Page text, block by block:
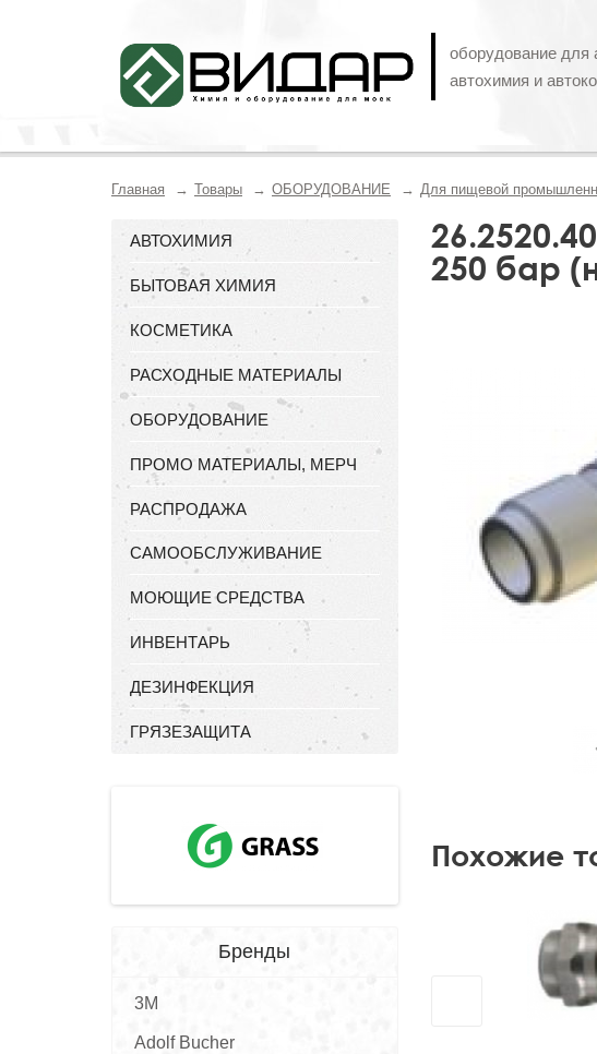
оборудование для
автохимия и
Главная Товары ОБОРУДОВАНИЕ Для пищевой
АВТОХИМИЯ
БЫТОВАЯ ХИМИЯ
КОСМЕТИКА
РАСХОДНЫЕ МАТЕРИАЛЫ
ОБОРУДОВАНИЕ
ПРОМО МАТЕРИАЛЫ, МЕРЧ
РАСПРОДАЖА
САМООБСЛУЖИВАНИЕ
МОЮЩИЕ СРЕДСТВА
ИНВЕНТАРЬ
ДЕЗИНФЕКЦИЯ
ГРЯЗЕЗАЩИТА
Бренды
3M
Adolf Bucher
250 бар
Похожие